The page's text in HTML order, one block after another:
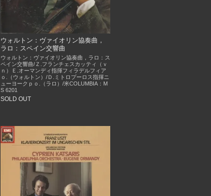
ウォルトン：ヴァイオリン協奏曲，
ラロ：スペイン交響曲
ウォルトン：ヴァイオリン協奏曲，ラロ：ス
ペイン交響曲/Ｚ.フランチェスカッティ（ｖ
ｎ）Ｅ.オーマンディ指揮フィラデルフィア
ｏ.（ウォルトン）/Ｄ.ミトロプーロス指揮ニ
ューヨークｐｏ.（ラロ）/米COLUMBIA：M
S 6201
SOLD OUT